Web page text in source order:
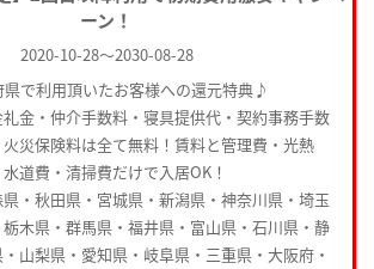
ーン！
2020-10-28～2030-08-28
県で利用頂いたお客様への還元特典♪
金・仲介手数料・寝具提供代・契約事務手数
災保険料は全て無料！賃料と管理費・光熱
道費・清掃費だけで入居OK！
・秋田県・宮城県・新潟県・神奈川県・埼玉
栃木県・群馬県・福井県・富山県・石川県・静
・山梨県・愛知県・岐阜県・三重県・大阪府・